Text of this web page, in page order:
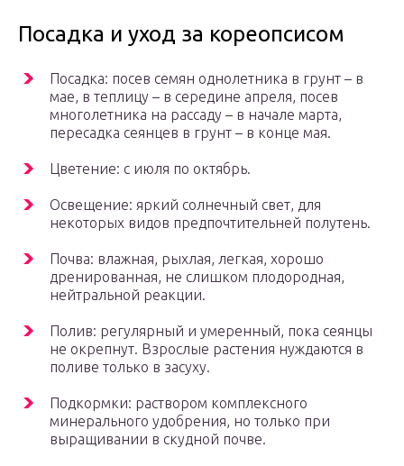
Посадка и уход за кореопсисом
Посадка: посев семян однолетника в грунт – в
мае, в теплицу – в середине апреля, посев
многолетника на рассаду – в начале марта,
пересадка сеянцев в грунт – в конце мая.
Цветение: с июля по октябрь.
Освещение: яркий солнечный свет, для
некоторых видов предпочтительней полутень.
Почва: влажная, рыхлая, легкая, хорошо
дренированная, не слишком плодородная,
нейтральной реакции.
Полив: регулярный и умеренный, пока сеянцы
не окрепнут. Взрослые растения нуждаются в
поливе только в засуху.
Подкормки: раствором комплексного
минерального удобрения, но только при
выращивании в скудной почве.